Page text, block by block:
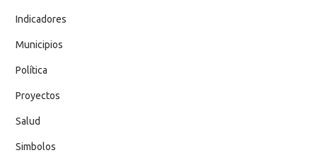
Indicadores
Municipios
Política
Proyectos
Salud
Simbolos